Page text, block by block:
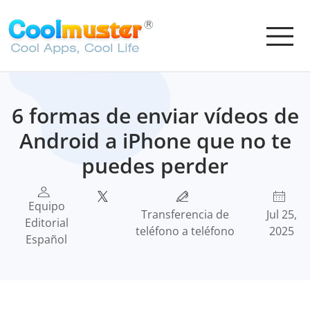
6 formas de enviar vídeos de
Android a iPhone que no te
puedes perder
Equipo
Editorial
Español
Transferencia de
teléfono a teléfono
Jul 25,
2025